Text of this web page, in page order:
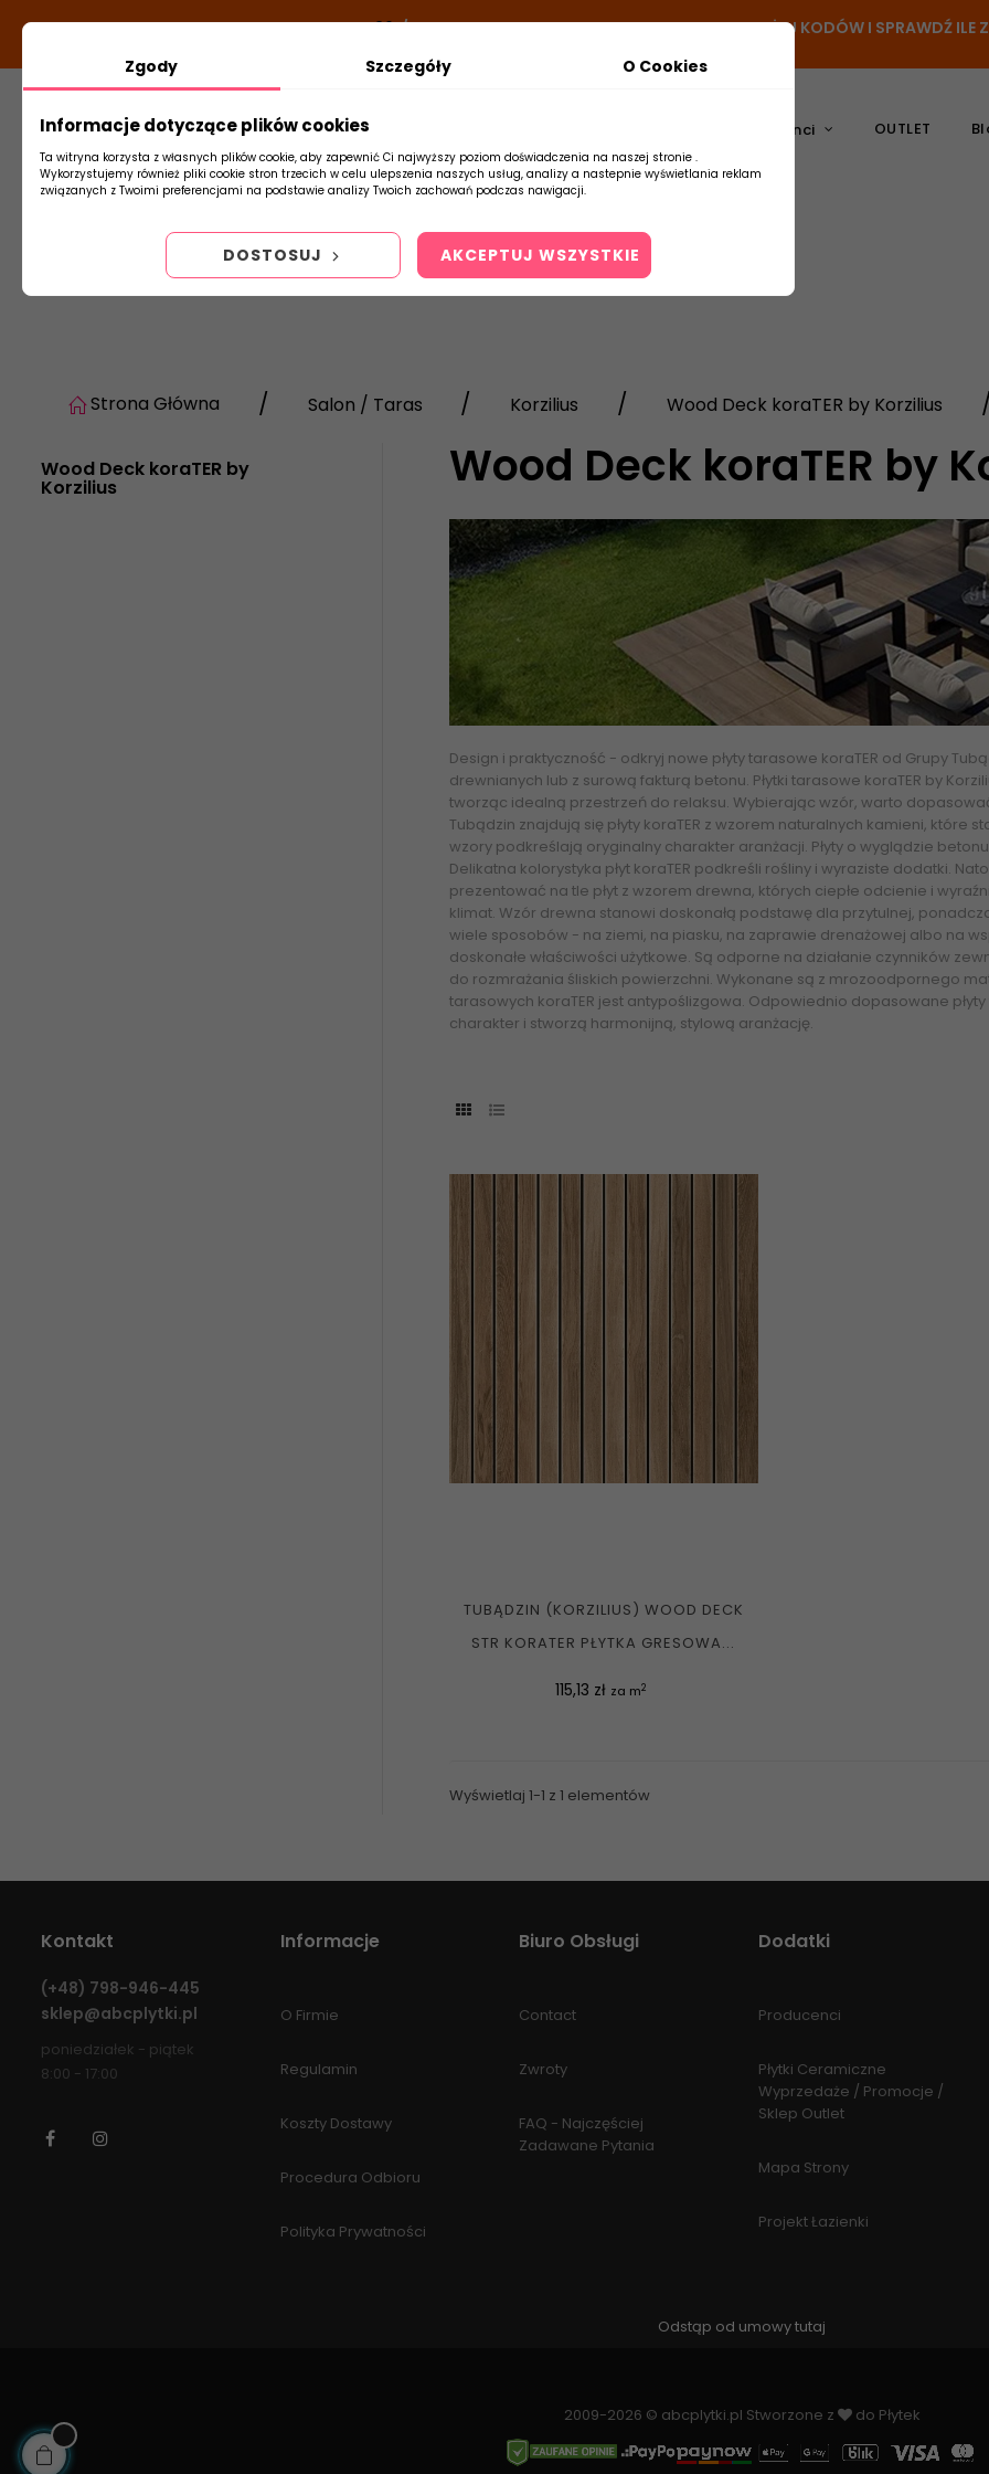
DODATKOWY RABAT Z KODEM:NEWLOOK26/TUBADZIN- DODAJ PRODUKT DO KOSZYKA, UŻYJ KODÓW I SPRAWDŹ
Płytki Producenci OUTLET
Strona Główna Salon / Taras Korzilius Wood Deck koraTER by Korzilius
Wood Deck koraTER by
Korzilius Wood Deck koraTER by
Design i praktyczność - odkryj nowe płyty tarasowe koraTER od Grupy
drewnianych lub z surową fakturą betonu. Płytki tarasowe koraTER by
tworząc idealną przestrzeń do relaksu. Wybierając wzór, warto
Tubądzin znajdują się płyty koraTER z wzorem naturalnych kamieni,
wzory podkreślają oryginalny charakter aranżacji. Płyty o wyglądzie
Delikatna kolorystyka płyt koraTER podkreśli rośliny i wyraziste dodatki.
prezentować na tle płyt z wzorem drewna, których ciepłe odcienie i
klimat. Wzór drewna stanowi doskonałą podstawę dla przytulnej,
wiele sposobów - na ziemi, na piasku, na zaprawie drenażowej albo na
doskonałe właściwości użytkowe. Są odporne na działanie czynników
do rozmrażania śliskich powierzchni. Wykonane są z mrozoodpornego
tarasowych koraTER jest antypoślizgowa. Odpowiednio dopasowane
charakter i stworzą harmonijną, stylową aranżację.
TUBĄDZIN (KORZILIUS) WOOD DECK
STR KORATER PŁYTKA GRESOWA...
Cena
115,13 zł za m2
Wyświetlaj 1-1 z 1 elementów
Kontakt
(+48) 798-946-445
sklep@abcplytki.pl
poniedziałek - piątek
8:00 - 17:00
Facebook
Informacje
O Firmie
Regulamin
Koszty Dostawy
Procedura Odbioru
Polityka Prywatności
Biuro Obsługi
Contact
Zwroty
FAQ - Najczęściej
Zadawane Pytania
Dodatki
Producenci
Płytki Ceramiczne
Wyprzedaże / Promocje /
Sklep Outlet
Mapa Strony
Projekt Łazienki
Zgody Szczegóły O Cookies
Informacje dotyczące plików cookies
Ta witryna korzysta z własnych plików cookie, aby zapewnić Ci najwyższy poziom doświadczenia na naszej stronie .
Wykorzystujemy również pliki cookie stron trzecich w celu ulepszenia naszych usług, analizy a nastepnie wyświetlania reklam
związanych z Twoimi preferencjami na podstawie analizy Twoich zachowań podczas nawigacji.
DOSTOSUJ AKCEPTUJ WSZYSTKIE
Odstąp od umowy tutaj
2009-2026 © abcplytki.pl Stworzone z do Płytek